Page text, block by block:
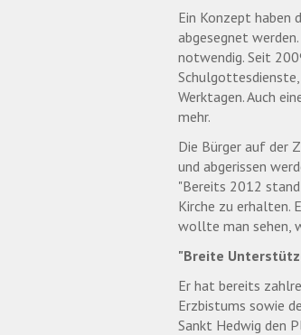
Ein Konzept haben
abgesegnet
notwendig. Seit
Werktagen. Auch
mehr.
Die Bürger auf der
und abgerissen
"Bereits 2012
Kirche zu erhalten.
wollte man sehen,
"Breite
Er hat bereits
Erzbistums sowie
Sankt Hedwig den